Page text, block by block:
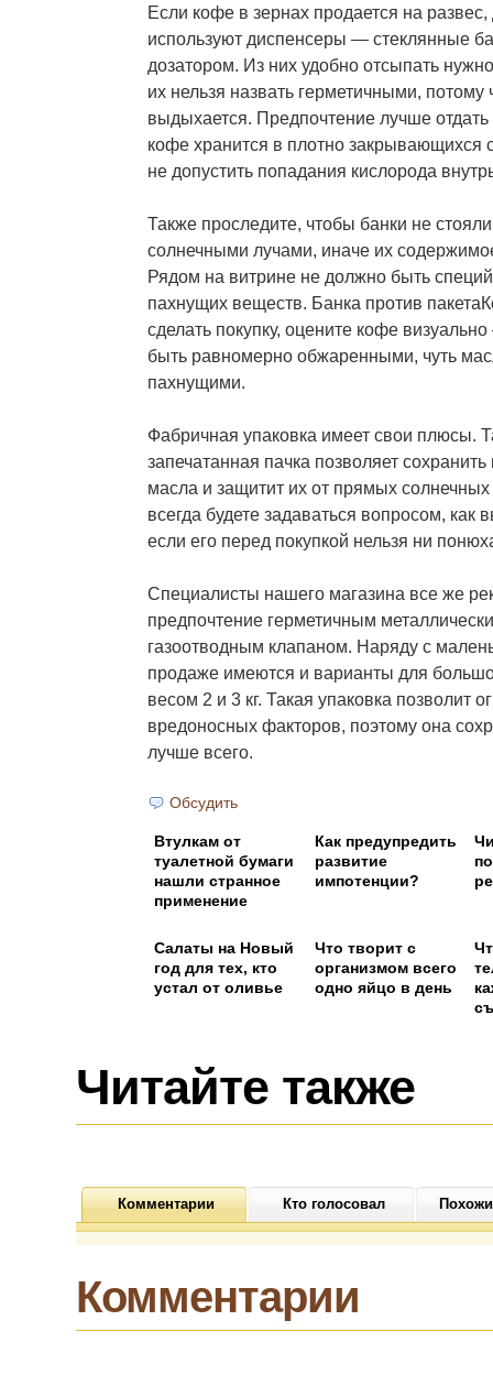
Если кофе в зернах продается на
используют диспенсеры — стеклянные
дозатором. Из них удобно отсыпать
их нельзя назвать герметичными,
выдыхается. Предпочтение лучше отдать
кофе хранится в плотно закрывающихся
не допустить попадания кислорода
Также проследите, чтобы банки не
солнечными лучами, иначе их
Рядом на витрине не должно быть
пахнущих веществ. Банка против
сделать покупку, оцените кофе
быть равномерно обжаренными, чуть
пахнущими.
Фабричная упаковка имеет свои плюсы.
запечатанная пачка позволяет
масла и защитит их от прямых
всегда будете задаваться вопросом, как
если его перед покупкой нельзя ни
Специалисты нашего магазина все же
предпочтение герметичным
газоотводным клапаном. Наряду с
продаже имеются и варианты для
весом 2 и 3 кг. Такая упаковка позволит
вредоносных факторов, поэтому она
лучше всего.
Обсудить
Втулкам от
туалетной бумаги
нашли странное
применение
Как предупредить
развитие
импотенции?
Салаты на Новый
год для тех, кто
устал от оливье
Что творит с
организмом всего
одно яйцо в день
Читайте также
Комментарии Кто голосовал
Комментарии